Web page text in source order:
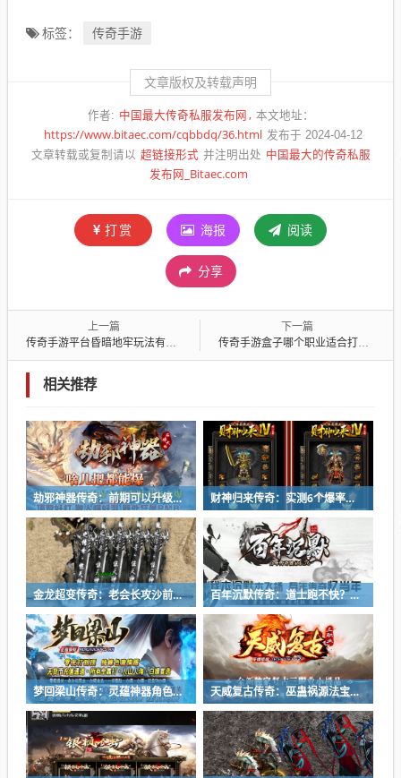
标签： 传奇手游
文章版权及转载声明
作者: 中国最大传奇私服发布网 本文地址：
https://www.bitaec.com/cqbbdq/36.html 发布于 2024-04-12
文章转载或复制请以 超链接形式 并注明出处 中国最大的传奇私服
发布网_Bitaec.com
打赏 海报 阅读
分享
上一篇
传奇手游平台昏暗地牢玩法有什么规则？
下一篇
传奇手游盒子哪个职业适合打野？
相关推荐
劫邪神器传奇：前期可以升级修仙羽翼吗？ 财神归来传奇：实测6个爆率最高的副本，每天1小时刷满背包
金龙超变传奇：老会长攻沙前必做三件事，教你有备而战 百年沉默传奇：道士跑不快？战士法师这么打准能赢！
梦回梁山传奇：灵蕴神器角色死亡后是否会掉落？ 天威复古传奇：巫蛊祸源法宝基础属性与特殊效果